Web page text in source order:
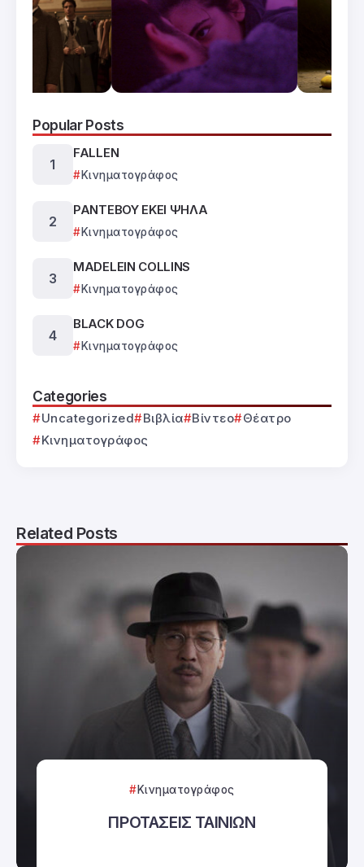
Popular Posts
FALLEN
Κινηματογράφος
ΡΑΝΤΕΒΟΥ ΕΚΕΙ ΨΗΛΑ
Κινηματογράφος
MADELEIN COLLINS
Κινηματογράφος
BLACK DOG
Κινηματογράφος
Categories
Uncategorized Βιβλία Βίντεο
Θέατρο
Κινηματογράφος
Related Posts
Κινηματογράφος
ΠΡΟΤΑΣΕΙΣ ΤΑΙΝΙΩΝ